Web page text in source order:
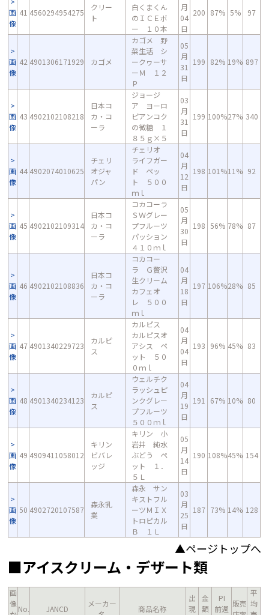
画
像
41 4560294954275
クリー
ト
白くまくん
のＩＣＥボ
ー １０本
月
04
日
200 87% 5% 97
画
像
42 4901306171929 カゴメ
カゴメ 野
菜生活 シ
ークヮーサ
ーＭ １２
Ｐ
05
月
31
日
199 82% 19% 897
画
像
43 4902102108218
日本コ
カ・コ
ーラ
ジョージ
ア ヨーロ
ピアンコク
の微糖 １
８５ｇ×５
03
月
31
日
199 100%27% 340
画
像
44 4902074010625
チェリ
オジャ
パン
チェリオ
ライフガー
ド ペッ
ト ５００
ｍｌ
04
月
12
日
198 101%11% 92
画
像
45 4902102109314
日本コ
カ・コ
ーラ
コカコーラ
ＳＷグレー
プフルーツ
パッション
４１０ｍｌ
05
月
30
日
198 56% 78% 87
画
像
46 4902102108836
日本コ
カ・コ
ーラ
コカコー
ラ Ｇ贅沢
生クリーム
カフェオ
レ ５００
ｍｌ
04
月
18
日
197 106%28% 85
画
像
47 4901340229723
カルピ
ス
カルピス
カルピスオ
アシス ペ
ット ５０
０ｍｌ
04
月
04
日
193 96% 45% 83
画
像
48 4901340234123
カルピ
ス
ウェルチク
ラッシュピ
ンクグレー
プフルーツ
５００ｍｌ
04
月
19
日
191 67% 10% 80
画
像
49 4909411058012
キリン
ビバレ
ッジ
キリン 小
岩井 純水
ぶどう ペ
ット １．
５Ｌ
05
月
14
日
190 108%45% 154
画
像
50 4902720107587
森永乳
業
森永 サン
キストフル
ーツＭＩＸ
トロピカル
Ｂ １Ｌ
03
月
25
日
187 73% 14% 128
▲ページトップへ
■アイスクリーム・デザート類
画
像
No. JANCD
メーカー
商品名称
出
現
金
額
PI
前週
販売
平
均